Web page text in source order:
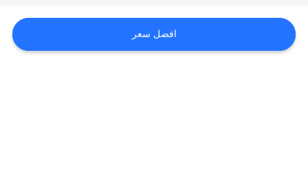
اقتباس
افضل سعر